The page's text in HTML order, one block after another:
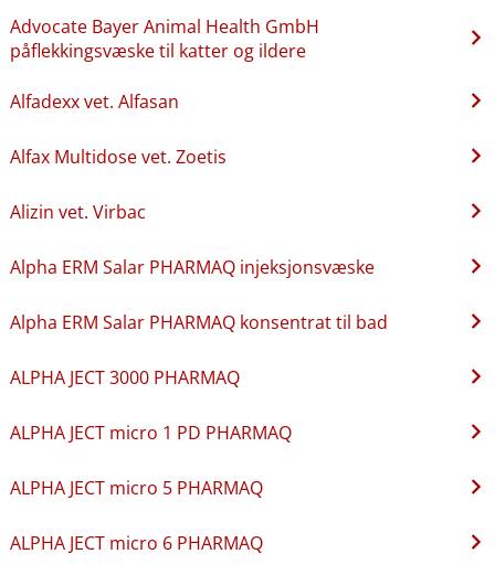
Advocate Bayer Animal Health GmbH
påflekkingsvæske til katter og ildere
Alfadexx vet. Alfasan
Alfax Multidose vet. Zoetis
Alizin vet. Virbac
Alpha ERM Salar PHARMAQ injeksjonsvæske
Alpha ERM Salar PHARMAQ konsentrat til bad
ALPHA JECT 3000 PHARMAQ
ALPHA JECT micro 1 PD PHARMAQ
ALPHA JECT micro 5 PHARMAQ
ALPHA JECT micro 6 PHARMAQ